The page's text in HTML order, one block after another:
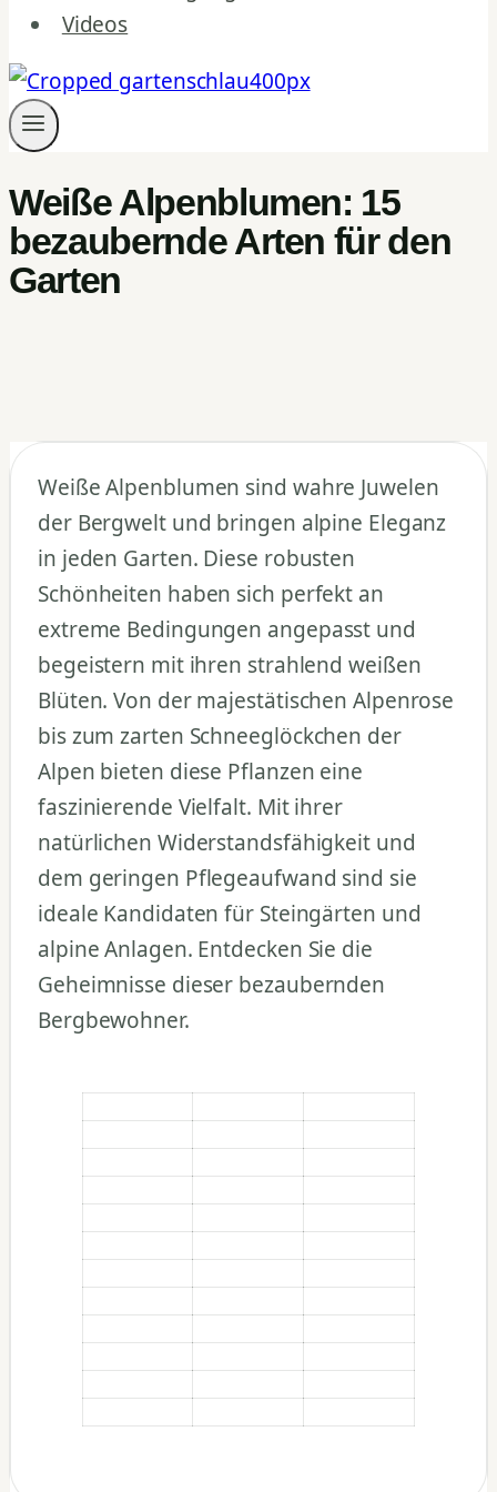
Videos
Weiße Alpenblumen: 15
bezaubernde Arten für den
Garten
Weiße Alpenblumen sind wahre Juwelen
der Bergwelt und bringen alpine Eleganz
in jeden Garten. Diese robusten
Schönheiten haben sich perfekt an
extreme Bedingungen angepasst und
begeistern mit ihren strahlend weißen
Blüten. Von der majestätischen Alpenrose
bis zum zarten Schneeglöckchen der
Alpen bieten diese Pflanzen eine
faszinierende Vielfalt. Mit ihrer
natürlichen Widerstandsfähigkeit und
dem geringen Pflegeaufwand sind sie
ideale Kandidaten für Steingärten und
alpine Anlagen. Entdecken Sie die
Geheimnisse dieser bezaubernden
Bergbewohner.